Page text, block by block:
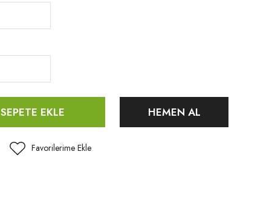
SEPETE EKLE HEMEN AL